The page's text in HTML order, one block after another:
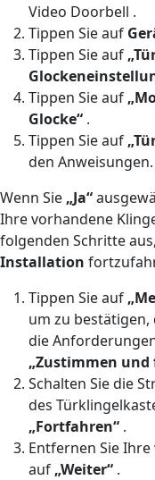
Video Doorbell .
Tippen Sie auf
Tippen Sie auf
Tippen Sie auf
Glocke“ .
Tippen Sie auf
den Anweisungen.
Wenn Sie „Ja“
Ihre vorhandene
folgenden Schritte
Installation
Tippen Sie auf
um zu
die
„Zustimmen
Schalten Sie die
des
„Fortfahren“ .
Entfernen Sie
auf „Weiter“ .